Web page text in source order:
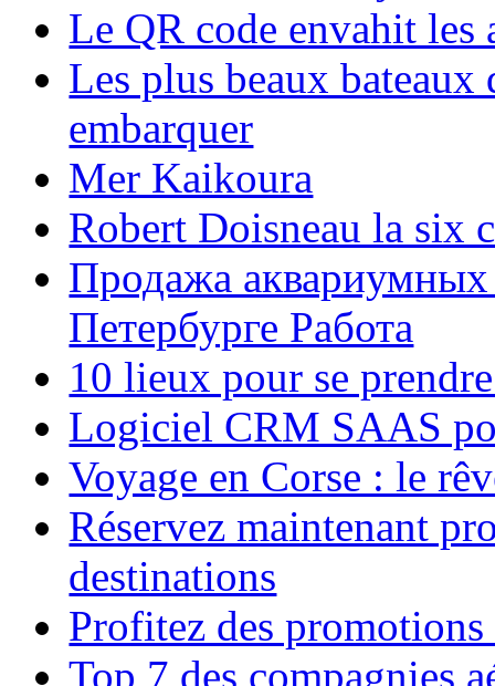
Le QR code envahit les
Les plus beaux bateaux
embarquer
Mer Kaikoura
Robert Doisneau la six
Продажа аквариумных
Петербурге Работа
10 lieux pour se
Logiciel CRM SAAS
Voyage en Corse : le
Réservez maintenant
destinations
Profitez des
Top 7 des compagnies